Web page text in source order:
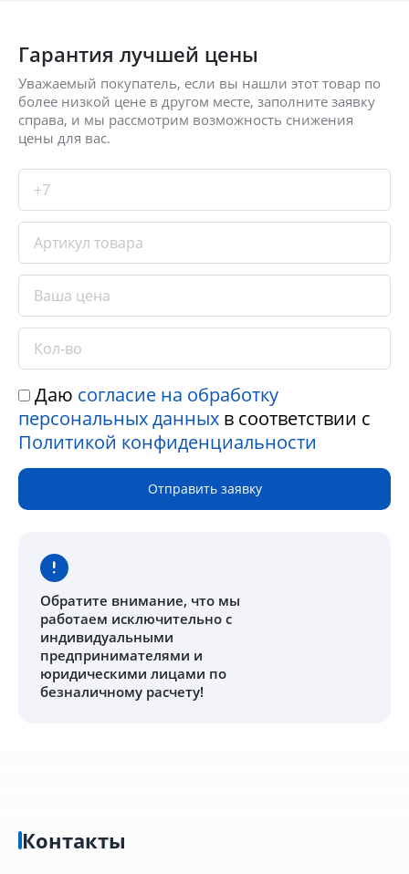
Гарантия лучшей цены
Уважаемый покупатель, если вы нашли этот товар по
более низкой цене в другом месте, заполните заявку
справа, и мы рассмотрим возможность снижения
цены для вас.
Даю согласие на обработку
персональных данных в соответствии с
Политикой конфиденциальности
Отправить заявку
Обратите внимание, что мы
работаем исключительно с
индивидуальными
предпринимателями и
юридическими лицами по
безналичному расчету!
Контакты